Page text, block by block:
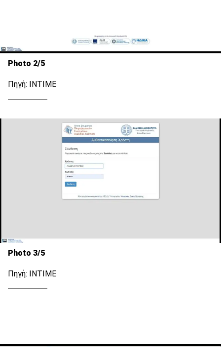
Photo 2/5
Πηγή: ΙΝΤΙΜΕ
Photo 3/5
Πηγή: ΙΝΤΙΜΕ